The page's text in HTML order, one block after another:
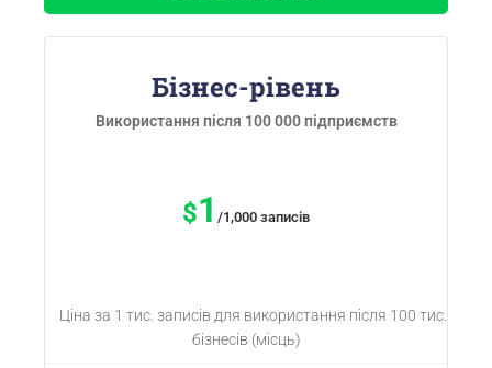
Бізнес-рівень
Використання після 100 000 підприємств
$1 /1,000 записів
Ціна за 1 тис. записів для використання після 100 тис.
бізнесів (місць)